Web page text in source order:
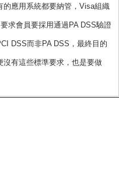
的應用系統都要納管，Visa組織
求會員要採用通過PA DSS驗證
DSS而非PA DSS，最終目的
有這些標準要求，也是要做